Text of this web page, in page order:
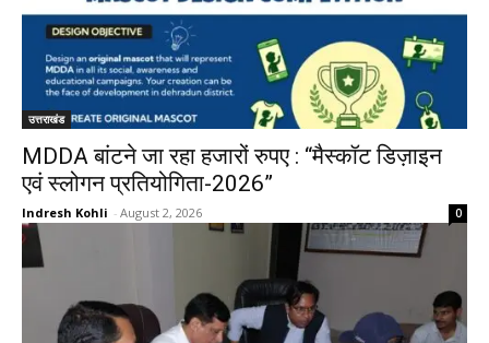
उत्तराखंड
MDDA बांटने जा रहा हजारों रुपए : “मैस्कॉट डिज़ाइन
एवं स्लोगन प्रतियोगिता-2026”
Indresh Kohli - August 2, 2026 0